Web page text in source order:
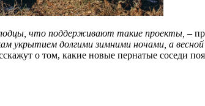
что поддерживают такие проекты, –
укрытием долгими зимними ночами, а весной
о том, какие новые пернатые соседи